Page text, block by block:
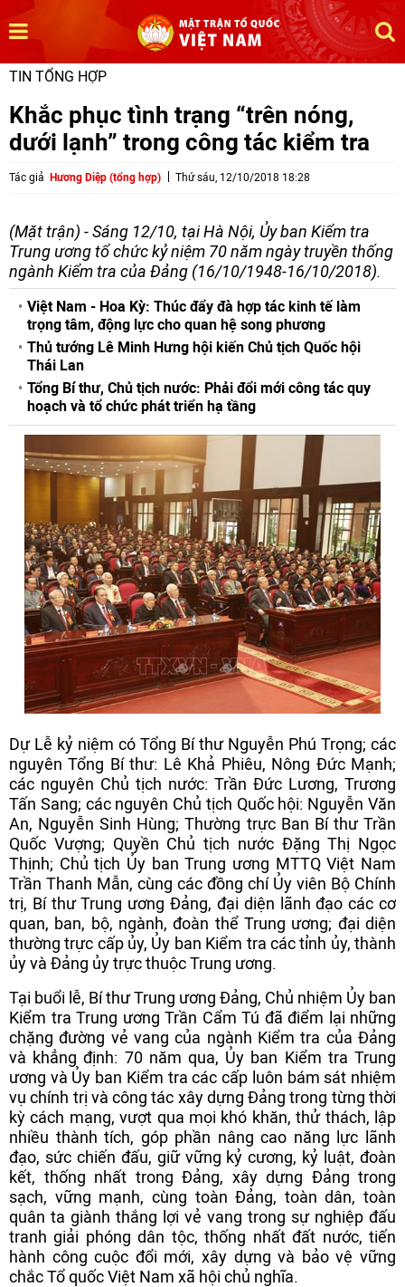
TIN TỔNG HỢP
Khắc phục tình trạng “trên nóng,
dưới lạnh” trong công tác kiểm tra
Tác giả Hương Diệp (tổng hợp) Thứ sáu, 12/10/2018 18:28
(Mặt trận) - Sáng 12/10, tại Hà Nội, Ủy ban Kiểm tra
Trung ương tổ chức kỷ niệm 70 năm ngày truyền thống
ngành Kiểm tra của Đảng (16/10/1948-16/10/2018).
Việt Nam - Hoa Kỳ: Thúc đẩy đà hợp tác kinh tế làm
trọng tâm, động lực cho quan hệ song phương
Thủ tướng Lê Minh Hưng hội kiến Chủ tịch Quốc hội
Thái Lan
Tổng Bí thư, Chủ tịch nước: Phải đổi mới công tác quy
hoạch và tổ chức phát triển hạ tầng
Dự Lễ kỷ niệm có Tổng Bí thư Nguyễn Phú Trọng; các
nguyên Tổng Bí thư: Lê Khả Phiêu, Nông Đức Mạnh;
các nguyên Chủ tịch nước: Trần Đức Lương, Trương
Tấn Sang; các nguyên Chủ tịch Quốc hội: Nguyễn Văn
An, Nguyễn Sinh Hùng; Thường trực Ban Bí thư Trần
Quốc Vượng; Quyền Chủ tịch nước Đặng Thị Ngọc
Thịnh; Chủ tịch Ủy ban Trung ương MTTQ Việt Nam
Trần Thanh Mẫn, cùng các đồng chí Ủy viên Bộ Chính
trị, Bí thư Trung ương Đảng, đại diện lãnh đạo các cơ
quan, ban, bộ, ngành, đoàn thể Trung ương; đại diện
thường trực cấp ủy, Ủy ban Kiểm tra các tỉnh ủy, thành
ủy và Đảng ủy trực thuộc Trung ương.
Tại buổi lễ, Bí thư Trung ương Đảng, Chủ nhiệm Ủy ban
Kiểm tra Trung ương Trần Cẩm Tú đã điểm lại những
chặng đường vẻ vang của ngành Kiểm tra của Đảng
và khẳng định: 70 năm qua, Ủy ban Kiểm tra Trung
ương và Ủy ban Kiểm tra các cấp luôn bám sát nhiệm
vụ chính trị và công tác xây dựng Đảng trong từng thời
kỳ cách mạng, vượt qua mọi khó khăn, thử thách, lập
nhiều thành tích, góp phần nâng cao năng lực lãnh
đạo, sức chiến đấu, giữ vững kỷ cương, kỷ luật, đoàn
kết, thống nhất trong Đảng, xây dựng Đảng trong
sạch, vững mạnh, cùng toàn Đảng, toàn dân, toàn
quân ta giành thắng lợi vẻ vang trong sự nghiệp đấu
tranh giải phóng dân tộc, thống nhất đất nước, tiến
hành công cuộc đổi mới, xây dựng và bảo vệ vững
chắc Tổ quốc Việt Nam xã hội chủ nghĩa.